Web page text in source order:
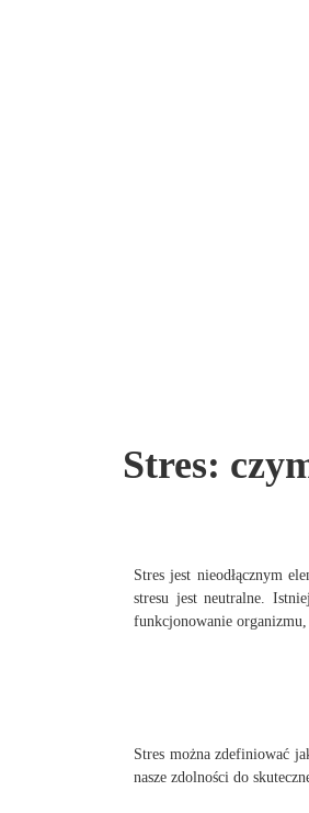
Stres:
Stres jest nieodłącznym
stresu jest neutralne.
funkcjonowanie organizmu,
Stres można zdefiniować
nasze zdolności do